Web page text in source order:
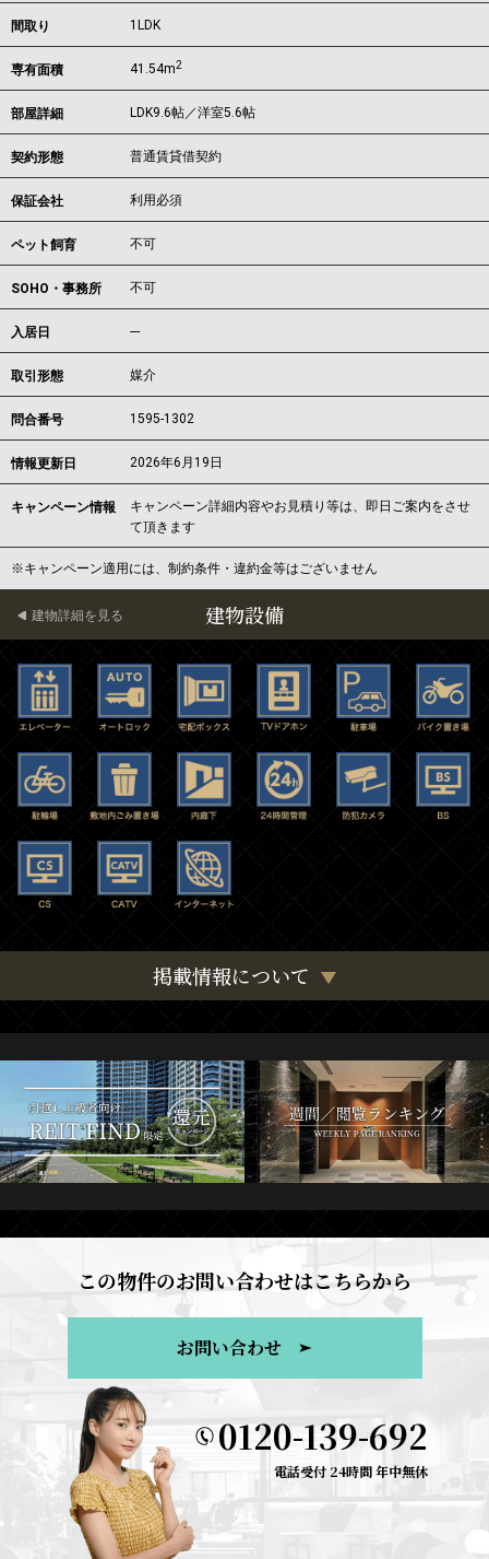
間取り 1LDK
専有面積 41.54m2
部屋詳細 LDK9.6帖／洋室5.6帖
契約形態 普通賃貸借契約
保証会社 利用必須
ペット飼育 不可
SOHO・事務所 不可
入居日 ---
取引形態 媒介
問合番号 1595-1302
情報更新日 2026年6月19日
キャンペーン情報
キャンペーン詳細内容やお見積り等は、即日ご案内をさせ
て頂きます
※キャンペーン適用には、制約条件・違約金等はございません
建物設備
建物詳細を見る
掲載情報について
この物件のお問い合わせはこちらから
お問い合わせ
0120-139-692
電話受付 24時間 年中無休